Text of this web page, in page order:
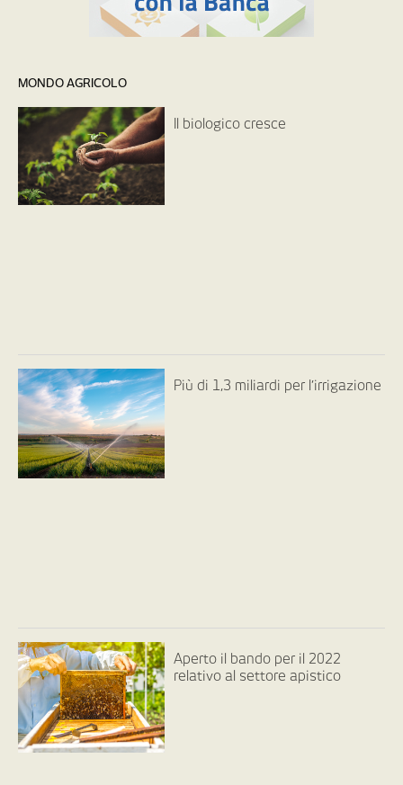
MONDO AGRICOLO
Il biologico cresce
Più di 1,3 miliardi per l’irrigazione
Aperto il bando per il 2022
relativo al settore apistico